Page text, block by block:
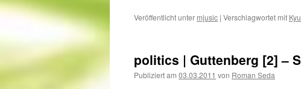
Veröffentlicht unter mjusic | Verschlagwortet mit
politics | Guttenberg [2] –
Publiziert am 03.03.2011 von Roman Seda